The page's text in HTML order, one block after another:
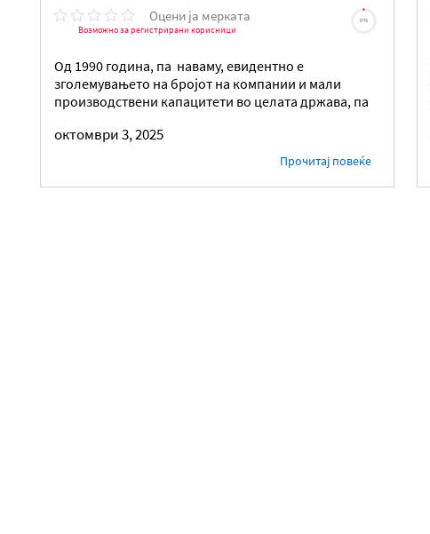
Оцени ја мерката
Возможно за регистрирани корисници
0%
Од 1990 година, па наваму, евидентно е
зголемувањето на бројот на компании и мали
производствени капацитети во целата држава, па
октомври 3, 2025
Прочитај повеќе